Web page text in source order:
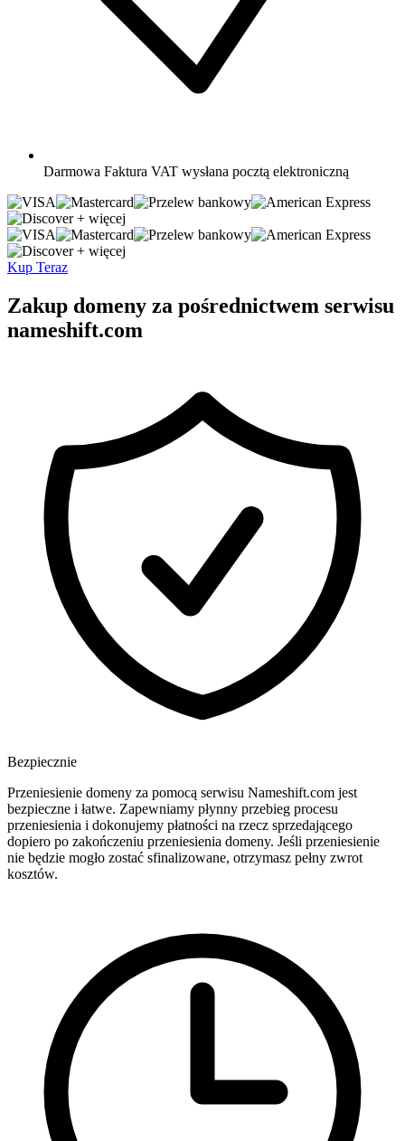
Darmowa Faktura VAT wysłana pocztą elektroniczną
+ więcej
+ więcej
Kup Teraz
Zakup domeny za pośrednictwem serwisu
nameshift.com
Bezpiecznie
Przeniesienie domeny za pomocą serwisu Nameshift.com jest
bezpieczne i łatwe. Zapewniamy płynny przebieg procesu
przeniesienia i dokonujemy płatności na rzecz sprzedającego
dopiero po zakończeniu przeniesienia domeny. Jeśli przeniesienie
nie będzie mogło zostać sfinalizowane, otrzymasz pełny zwrot
kosztów.